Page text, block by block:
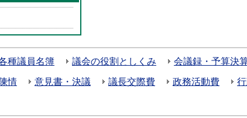
種議員名簿 議会の役割としくみ 会議録・予算決
情 意見書・決議 議長交際費 政務活動費